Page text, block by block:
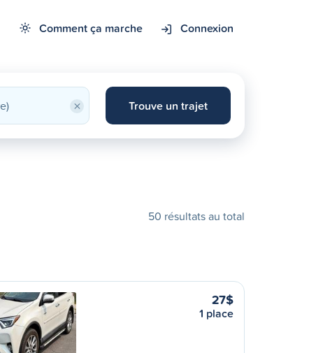
Comment ça marche Connexion
× Trouve un trajet
50 résultats au total
27$
1 place